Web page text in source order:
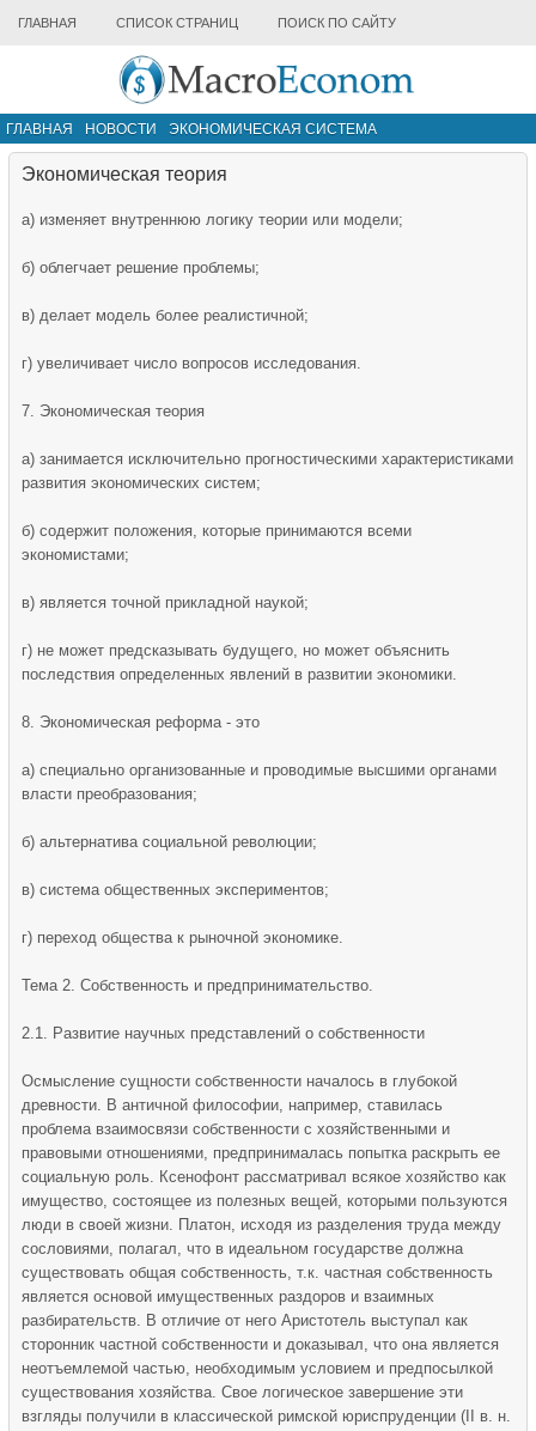
ГЛАВНАЯ СПИСОК СТРАНИЦ ПОИСК ПО САЙТУ
ГЛАВНАЯ НОВОСТИ
ЭКОНОМИЧЕСКАЯ СИСТЕМА
ИНФРАСТРУКТУРА РЫНКА
Экономическая теория
а) изменяет внутреннюю логику теории или модели;
б) облегчает решение проблемы;
в) делает модель более реалистичной;
г) увеличивает число вопросов исследования.
7. Экономическая теория
а) занимается исключительно прогностическими характеристиками
развития экономических систем;
б) содержит положения, которые принимаются всеми
экономистами;
в) является точной прикладной наукой;
г) не может предсказывать будущего, но может объяснить
последствия определенных явлений в развитии экономики.
8. Экономическая реформа - это
а) специально организованные и проводимые высшими органами
власти преобразования;
б) альтернатива социальной революции;
в) система общественных экспериментов;
г) переход общества к рыночной экономике.
Тема 2. Собственность и предпринимательство.
2.1. Развитие научных представлений о собственности
Осмысление сущности собственности началось в глубокой
древности. В античной философии, например, ставилась
проблема взаимосвязи собственности с хозяйственными и
правовыми отношениями, предпринималась попытка раскрыть ее
социальную роль. Ксенофонт рассматривал всякое хозяйство как
имущество, состоящее из полезных вещей, которыми пользуются
люди в своей жизни. Платон, исходя из разделения труда между
сословиями, полагал, что в идеальном государстве должна
существовать общая собственность, т.к. частная собственность
является основой имущественных раздоров и взаимных
разбирательств. В отличие от него Аристотель выступал как
сторонник частной собственности и доказывал, что она является
неотъемлемой частью, необходимым условием и предпосылкой
существования хозяйства. Свое логическое завершение эти
взгляды получили в классической римской юриспруденции (II в. н.